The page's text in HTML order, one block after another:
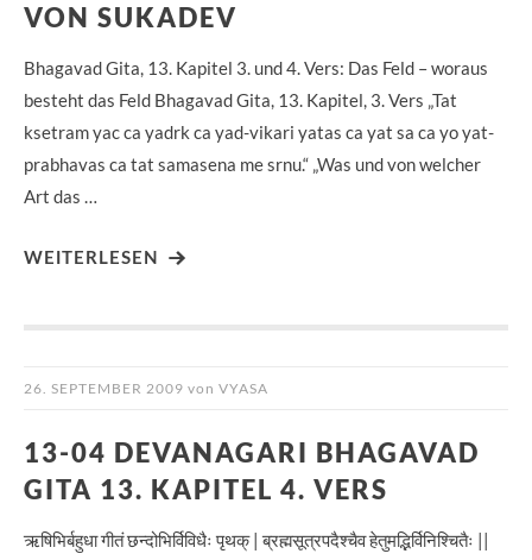
VON SUKADEV
Bhagavad Gita, 13. Kapitel 3. und 4. Vers: Das Feld – woraus
besteht das Feld Bhagavad Gita, 13. Kapitel, 3. Vers „Tat
ksetram yac ca yadrk ca yad-vikari yatas ca yat sa ca yo yat-
prabhavas ca tat samasena me srnu.“ „Was und von welcher
Art das …
WEITERLESEN
26. SEPTEMBER 2009 von VYASA
13-04 DEVANAGARI BHAGAVAD
GITA 13. KAPITEL 4. VERS
ऋषिभिर्बहुधा गीतं छन्दोभिर्विविधैः पृथक् | ब्रह्मसूत्रपदैश्चैव हेतुमद्भिर्विनिश्चितैः ||